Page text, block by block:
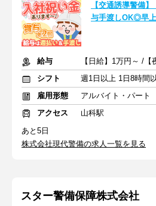
【交通誘導警備
与手渡しOK◎早
給与
シフト
週1日以上 1日8時間
雇用形態
アルバイト・パート
アクセス
山科駅
あと5日
株式会社現代警備の求人一覧を見る
スター警備保障株式会社